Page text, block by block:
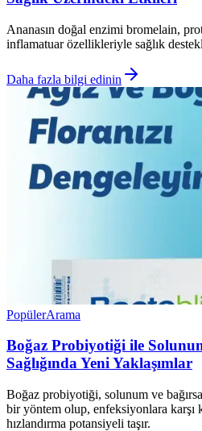
Ananasın doğal enzimi bromelain,
inflamatuar özellikleriyle sağlık
Daha fazla bilgi edinin
PopülerArama
Boğaz Probiyotiği ile
Sağlığında Yeni Yaklaşımlar
Boğaz probiyotiği, solunum ve
bir yöntem olup, enfeksiyonlara karşı
hızlandırma potansiyeli taşır.